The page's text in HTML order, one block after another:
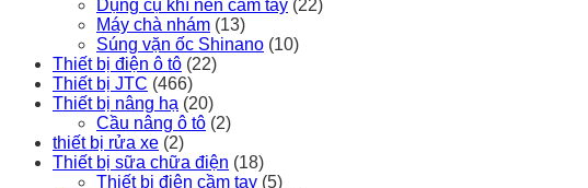
Dụng cụ khí nén cầm tay (22)
Máy chà nhám (13)
Súng vặn ốc Shinano (10)
Thiết bị điện ô tô (22)
Thiết bị JTC (466)
Thiết bị nâng hạ (20)
Cầu nâng ô tô (2)
thiết bị rửa xe (2)
Thiết bị sữa chữa điện (18)
Thiết bị điện cầm tay (5)